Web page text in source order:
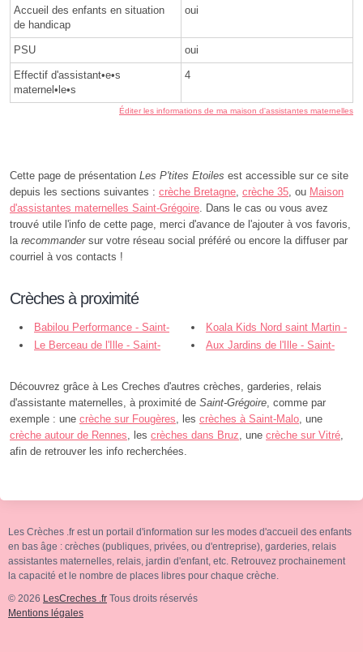
Accueil des enfants en situation
de handicap
oui
PSU oui
Effectif d'assistant•e•s
maternel•le•s
4
Éditer les informations de ma maison d'assistantes maternelles
Cette page de présentation Les P'tites Etoiles est accessible sur ce site
depuis les sections suivantes : crèche Bretagne crèche 35 , ou Maison
d'assistantes maternelles Saint-Grégoire . Dans le cas ou vous avez
trouvé utile l'info de cette page, merci d'avance de l'ajouter à vos favoris,
la recommandersur votre réseau social préféré ou encore la diffuser par
courriel à vos contacts !
Crèches à proximité
Babilou Performance - Saint-
Grégoire
Koala Kids Nord saint Martin -
Rennes - Saint-Grégoire
Le Berceau de l'Ille - Saint-
Aux Jardins de l'Ille - Saint-
Découvrez grâce à Les Creches d'autres crèches, garderies, relais
d'assistante maternelles, à proximité de Saint-Grégoire , comme par
exemple : une crèche sur Fougères , les crèches à Saint-Malo , une
crèche autour de Rennes , les crèches dans Bruz , une crèche sur Vitré
afin de retrouver les info recherchées.
Les Crèches .fr est un portail d'information sur les modes d'accueil des enfants
en bas âge : crèches (publiques, privées, ou d'entreprise), garderies, relais
assistantes maternelles, relais, jardin d'enfant, etc. Retrouvez prochainement
la capacité et le nombre de places libres pour chaque crèche.
© 2026 LesCreches .fr Tous droits réservés
Mentions légales